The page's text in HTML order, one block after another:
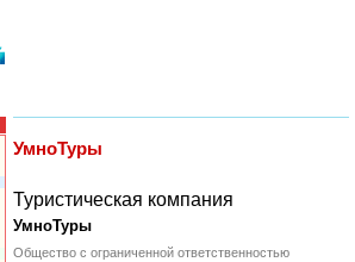
УмноТуры
Туристическая компания
УмноТуры
Общество с ограниченной ответственностью